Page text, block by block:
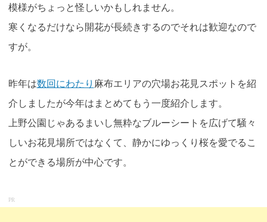
模様がちょっと怪しいかもしれません。
寒くなるだけなら開花が長続きするのでそれは歓迎なので
すが。
昨年は数回にわたり 麻布エリアの穴場お花見スポットを紹
介しましたが今年はまとめてもう一度紹介します。
上野公園じゃあるまいし無粋なブルーシートを広げて騒々
しいお花見場所ではなくて、静かにゆっくり桜を愛でるこ
とができる場所が中心です。
PR